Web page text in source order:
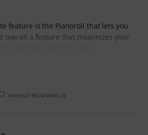
feature is the Pianoroll that lets you
overall a feature that maximizes your
ANMELD BEDØMMELSE